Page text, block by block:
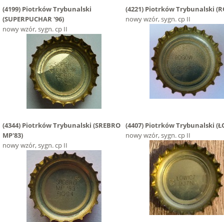
(4199) Piotrków Trybunalski
(SUPERPUCHAR '96)
nowy wzór, sygn. cp II
(4221) Piotrków Trybunalski
nowy wzór, sygn. cp II
(4344) Piotrków Trybunalski (SREBRO
MP'83)
nowy wzór, sygn. cp II
(4407) Piotrków Trybunalski
nowy wzór, sygn. cp II